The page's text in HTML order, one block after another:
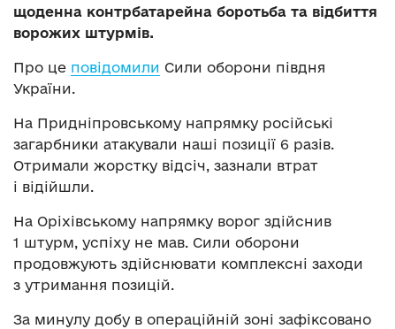
щоденна контрбатарейна боротьба та відбиття
ворожих штурмів.
Про це повідомили Сили оборони півдня
України.
На Придніпровському напрямку російські
загарбники атакували наші позиції 6 разів.
Отримали жорстку відсіч, зазнали втрат
і відійшли.
На Оріхівському напрямку ворог здійснив
1 штурм, успіху не мав. Сили оборони
продовжують здійснювати комплексні заходи
з утримання позицій.
За минулу добу в операційній зоні зафіксовано